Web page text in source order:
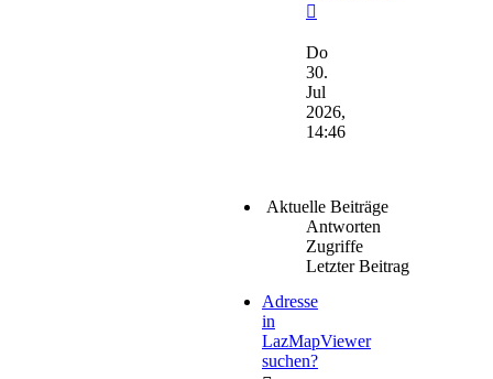
Beitrag
Do
30.
Jul
2026,
14:46
Aktuelle Beiträge
Antworten
Zugriffe
Letzter Beitrag
Adresse
in
LazMapViewer
suchen?